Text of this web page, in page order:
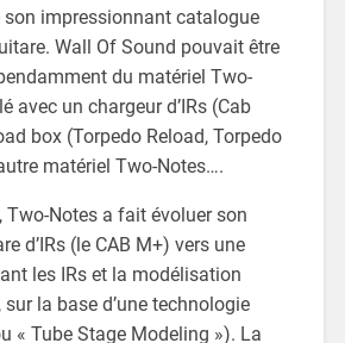
son impressionnant catalogue
Wall Of Sound pouvait être
du matériel Two-
avec un chargeur d’IRs (Cab
box (Torpedo Reload, Torpedo
matériel Two-Notes….
Two-Notes a fait évoluer son
d’IRs (le CAB M+) vers une
les IRs et la modélisation
la base d’une technologie
« Tube Stage Modeling »). La